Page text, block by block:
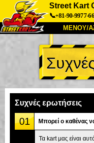
Street Kart
📞+81-90-9977-
ΜΕΝΟΥ/
Σχετικά
Εταιρεία
Τόκιο Σινάγαουα #1
Συχνές ερωτήσεις
01 Μπορεί ο καθένας
Τα kart μας είναι